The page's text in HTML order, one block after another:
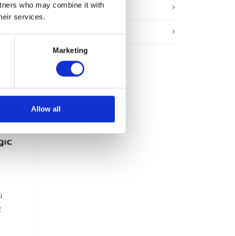
who may combine it with
services.
Marketing
Allow all
Trendy w SAP-ie
Webinar